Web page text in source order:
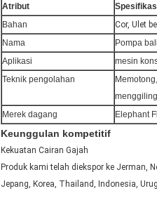
Atribut
Bahan
Cor, Ulet
Nama
Pompa
Aplikasi
mesin
Teknik pengolahan
Merek dagang
Elephant
Keunggulan kompetitif
Kekuatan Cairan Gajah
Produk kami telah diekspor ke Jerman,
Jepang, Korea, Thailand, Indonesia,